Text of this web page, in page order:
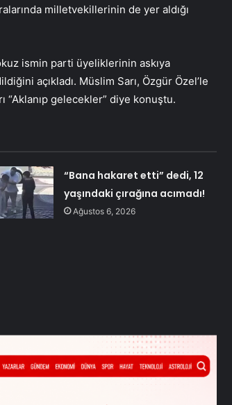
milletvekillerinin de yer aldığı
ismin parti üyeliklerinin askıya
açıkladı. Müslim Sarı, Özgür Özel’le
“Aklanıp gelecekler” diye konuştu.
“Bana hakaret etti” dedi, 12
yaşındaki çırağına acımadı!
Ağustos 6, 2026